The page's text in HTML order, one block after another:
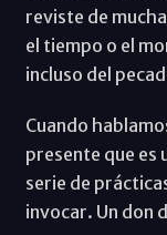
reviste de
el tiempo o el
incluso del
Cuando
presente que es
serie de
invocar. Un don